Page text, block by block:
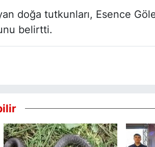
doğa tutkunları, Esence
belirtti.